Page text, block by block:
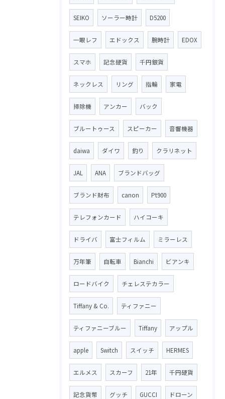
SEIKO ソーラー時計 D5200
一眼レフ エドックス 腕時計 EDOX
スマホ 記念硬貨 千円銀貨
ネックレス リング 指輪 家電
掃除機 アンカー バック
ブルートゥース スピーカー 音響機器
daiwa ダイワ 釣り クラリネット
JAL ANA ブランドバッグ
ブランド財布 canon Pt900
テレフォンカード ハイコーキ
ドライバ 富士フィルム ミラーレス
万年筆 自転車 Bianchi ビアンキ
ロードバイク チェレステカラー
Tiffany & Co. ティファニー
ティファニーブルー Tiffany アップル
apple Switch スイッチ HERMES
エルメス スカーフ 21年 千円硬貨
記念貨幣 グッチ GUCCI ドローン